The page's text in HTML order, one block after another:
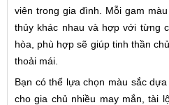
viên trong gia đình. Mỗi gam
thủy khác nhau và hợp với từng
hòa, phù hợp sẽ giúp tinh thần
thoải mái.
Bạn có thể lựa chọn màu sắc
cho gia chủ nhiều may mắn, tài